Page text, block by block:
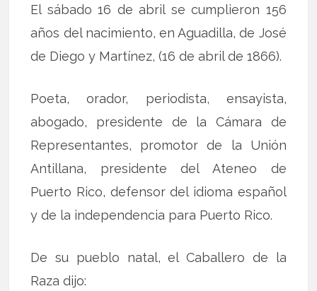
El sábado 16 de abril se cumplieron 156
años del nacimiento, en Aguadilla, de José
de Diego y Martínez, (16 de abril de 1866).
Poeta, orador, periodista, ensayista,
abogado, presidente de la Cámara de
Representantes, promotor de la Unión
Antillana, presidente del Ateneo de
Puerto Rico, defensor del idioma español
y de la independencia para Puerto Rico.
De su pueblo natal, el Caballero de la
Raza dijo: